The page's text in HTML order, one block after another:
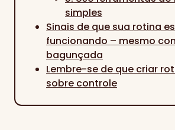
simples
Sinais de que sua rotina
funcionando – mesmo
bagunçada
Lembre-se de que criar
sobre controle